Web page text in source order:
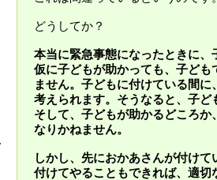
どうしてか？
本当に緊急事態になったときに、
仮に子どもが助かっても、子ども
ません。子どもに付けている間に
考えられます。そうなると、子ど
そして、子どもが助かるどころか
なりかねません。
しかし、先におかあさんが付けて
付けてやることもできれば、適切